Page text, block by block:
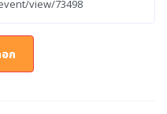
i3eFBjahrvJeRc
ก